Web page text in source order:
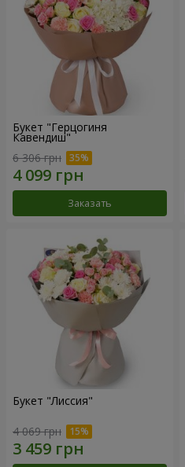
Букет "Герцогиня
Кавендиш"
6 306 грн
Заказать
Букет "Лиссия"
4 069 грн